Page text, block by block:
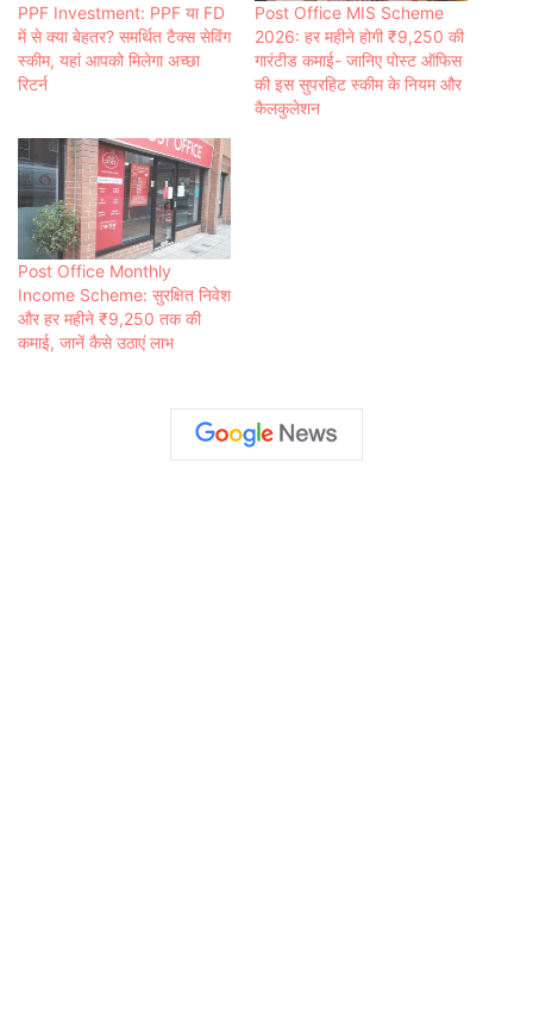
PPF Investment: PPF या FD
में से क्‍या बेहतर? समर्थित टैक्‍स सेव‍िंग
स्‍कीम, यहां आपको मि‍लेगा अच्‍छा
र‍िटर्न
Post Office MIS Scheme
2026: हर महीने होगी ₹9,250 की
गारंटीड कमाई- जानिए पोस्ट ऑफिस
की इस सुपरहिट स्कीम के नियम और
कैलकुलेशन
Post Office Monthly
Income Scheme: सुरक्षित निवेश
और हर महीने ₹9,250 तक की
कमाई, जानें कैसे उठाएं लाभ